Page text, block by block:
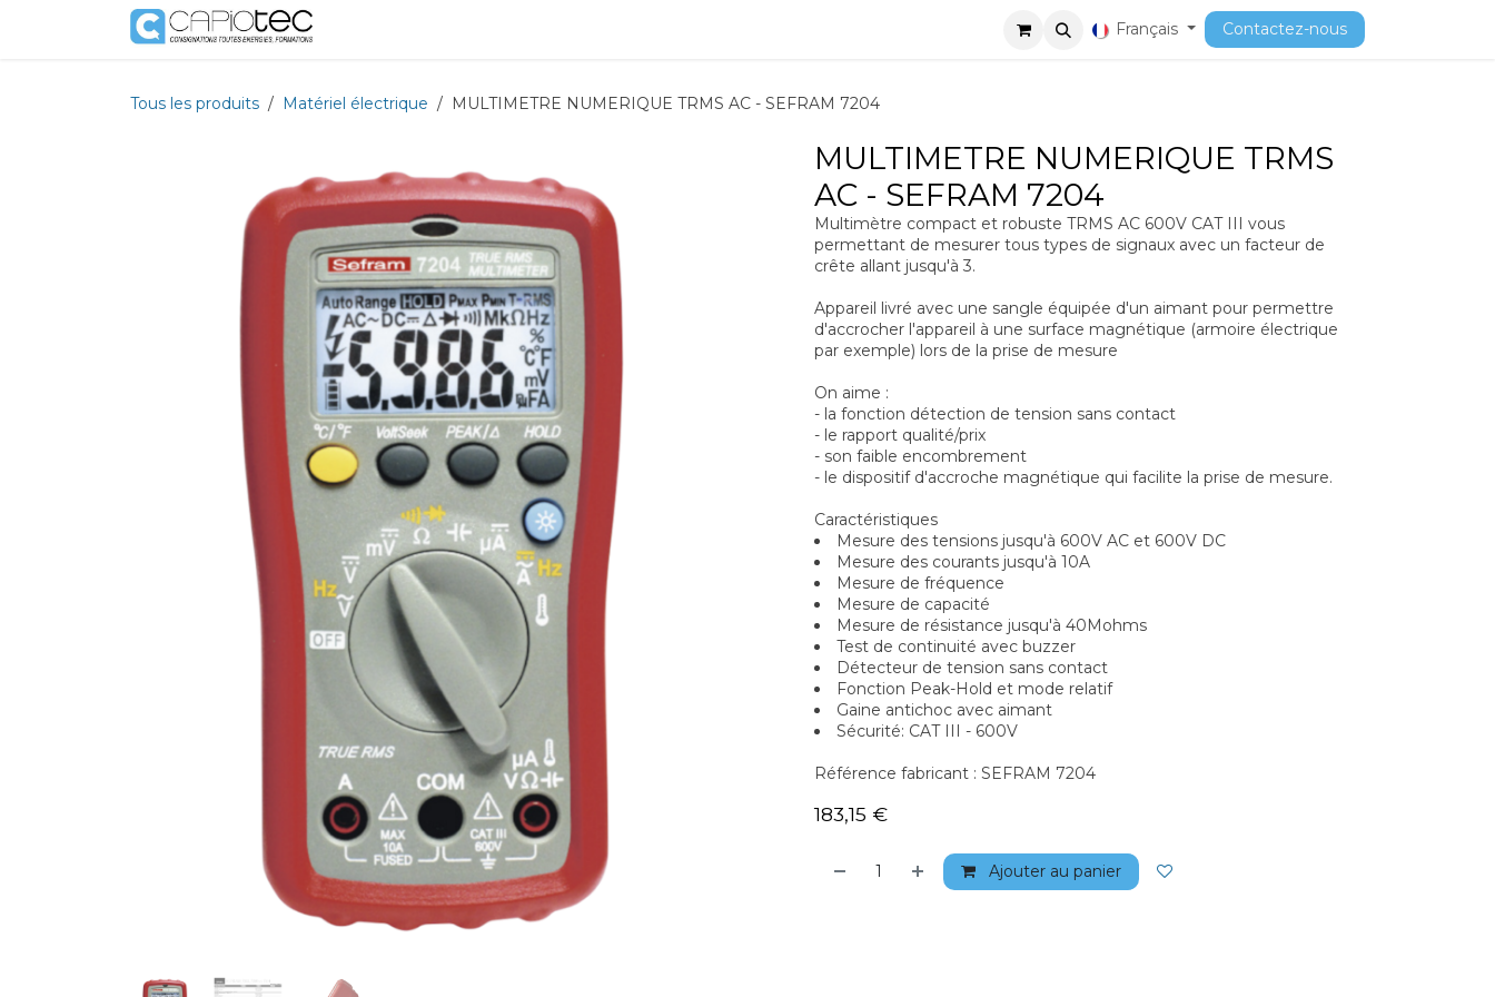
Se rendre au contenu
Recrutement Cours Français Contactez-nous
Tous les produits Matériel électrique MULTIMETRE NUMERIQUE TRMS AC - SEFRAM 7204
MULTIMETRE NUMERIQUE TRMS
AC - SEFRAM 7204
Multimètre compact et robuste TRMS AC 600V CAT III vous
permettant de mesurer tous types de signaux avec un facteur de
crête allant jusqu'à 3.
Appareil livré avec une sangle équipée d'un aimant pour permettre
d'accrocher l'appareil à une surface magnétique (armoire électrique
par exemple) lors de la prise de mesure
On aime :
- la fonction détection de tension sans contact
- le rapport qualité/prix
- son faible encombrement
- le dispositif d'accroche magnétique qui facilite la prise de mesure.
Caractéristiques
Mesure des tensions jusqu'à 600V AC et 600V DC
Mesure des courants jusqu'à 10A
Mesure de fréquence
Mesure de capacité
Mesure de résistance jusqu'à 40Mohms
Test de continuité avec buzzer
Détecteur de tension sans contact
Fonction Peak-Hold et mode relatif
Gaine antichoc avec aimant
Sécurité: CAT III - 600V
Référence fabricant : SEFRAM 7204
183,15 €
Ajouter au panier